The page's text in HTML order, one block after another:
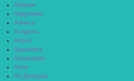
Абакан
Абдулино
Абинск
Агидель
Агрыз
Адыгейск
Азнакаево
Азов
Ак-Довурак